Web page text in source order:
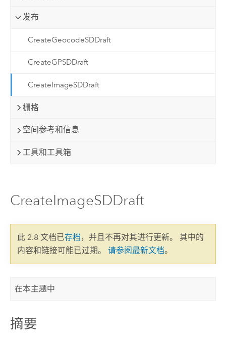
发布
CreateGeocodeSDDraft
CreateGPSDDraft
CreateImageSDDraft
栅格
空间参考和信息
工具和工具箱
CreateImageSDDraft
此 2.8 文档已存档，并且不再对其进行更新。 其中的
内容和链接可能已过期。 请参阅最新文档。
在本主题中
摘要